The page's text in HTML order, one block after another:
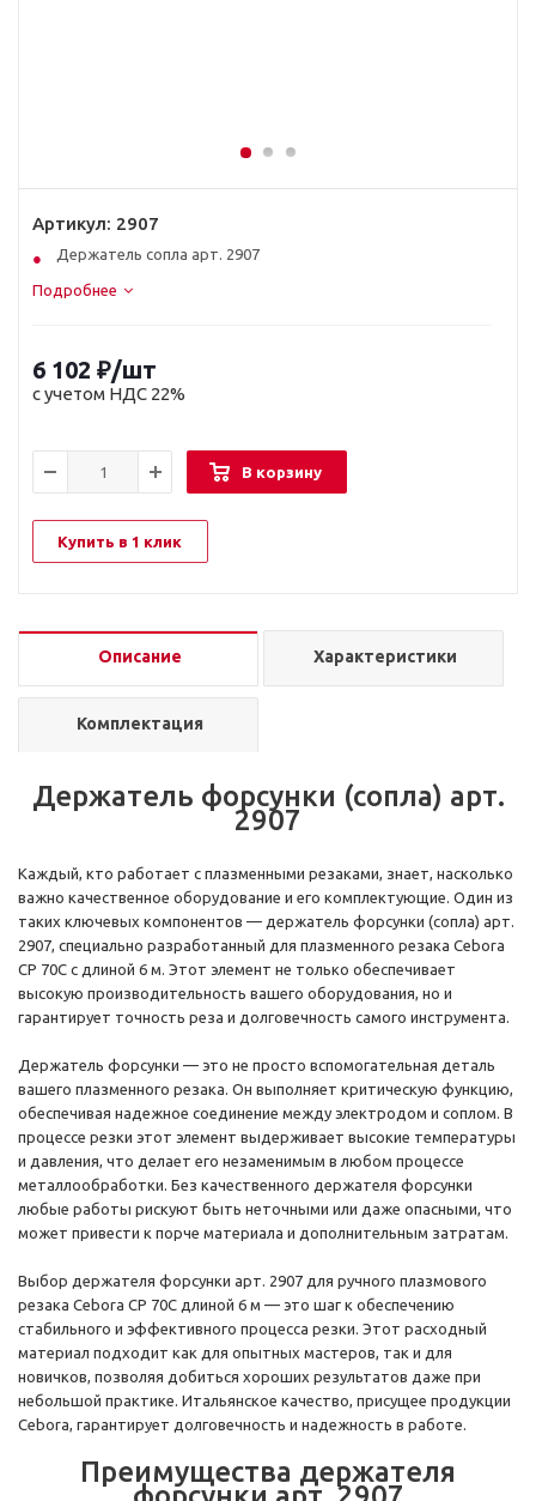
Артикул: 2907
Держатель сопла арт. 2907
Подробнее
6 102 ₽/шт
с учетом НДС 22%
В корзину
Купить в 1 клик
Описание Характеристики
Комплектация
Держатель форсунки (сопла) арт.
2907
Каждый, кто работает с плазменными резаками, знает, насколько
важно качественное оборудование и его комплектующие. Один из
таких ключевых компонентов — держатель форсунки (сопла) арт.
2907, специально разработанный для плазменного резака Cebora
CP 70C с длиной 6 м. Этот элемент не только обеспечивает
высокую производительность вашего оборудования, но и
гарантирует точность реза и долговечность самого инструмента.
Держатель форсунки — это не просто вспомогательная деталь
вашего плазменного резака. Он выполняет критическую функцию,
обеспечивая надежное соединение между электродом и соплом. В
процессе резки этот элемент выдерживает высокие температуры
и давления, что делает его незаменимым в любом процессе
металлообработки. Без качественного держателя форсунки
любые работы рискуют быть неточными или даже опасными, что
может привести к порче материала и дополнительным затратам.
Выбор держателя форсунки арт. 2907 для ручного плазмового
резака Cebora CP 70C длиной 6 м — это шаг к обеспечению
стабильного и эффективного процесса резки. Этот расходный
материал подходит как для опытных мастеров, так и для
новичков, позволяя добиться хороших результатов даже при
небольшой практике. Итальянское качество, присущее продукции
Cebora, гарантирует долговечность и надежность в работе.
Преимущества держателя